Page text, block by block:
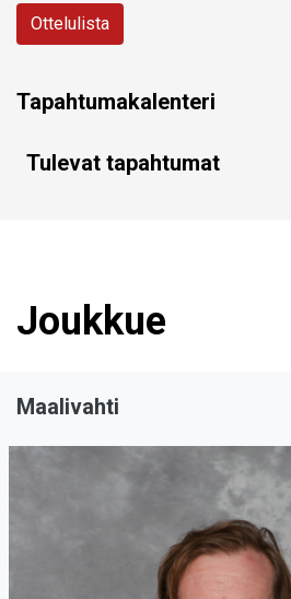
Ottelulista
Tapahtumakalenteri
Tulevat tapahtumat
Joukkue
Maalivahti